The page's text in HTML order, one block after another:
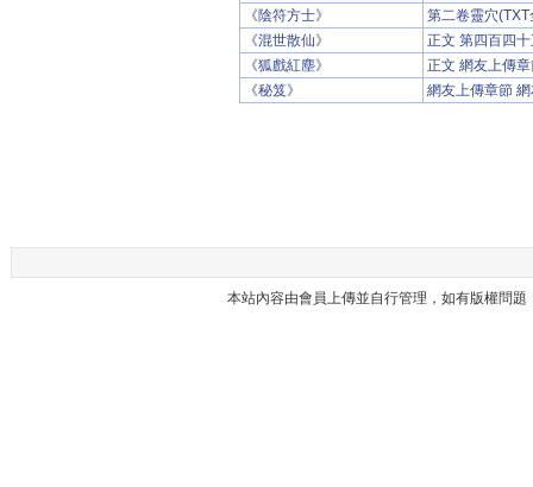
《陰符方士》
第二卷靈穴
《混世散仙》
正文 第四百四
《狐戲紅塵》
正文 網友上傳
《秘笈》
網友上傳章節
本站內容由會員上傳並自行管理，如有版權問